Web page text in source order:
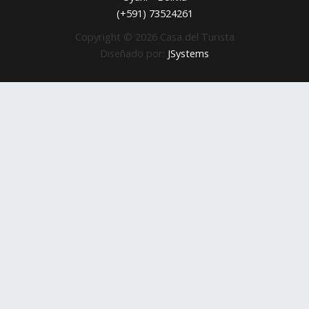
(+591) 73524261
Copyright © 2026 Casa del Turista
Diseñado por: JSystems